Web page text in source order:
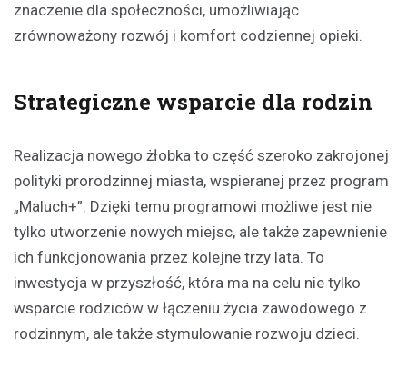
znaczenie dla społeczności, umożliwiając
zrównoważony rozwój i komfort codziennej opieki.
Strategiczne wsparcie dla rodzin
Realizacja nowego żłobka to część szeroko zakrojonej
polityki prorodzinnej miasta, wspieranej przez program
„Maluch+”. Dzięki temu programowi możliwe jest nie
tylko utworzenie nowych miejsc, ale także zapewnienie
ich funkcjonowania przez kolejne trzy lata. To
inwestycja w przyszłość, która ma na celu nie tylko
wsparcie rodziców w łączeniu życia zawodowego z
rodzinnym, ale także stymulowanie rozwoju dzieci.